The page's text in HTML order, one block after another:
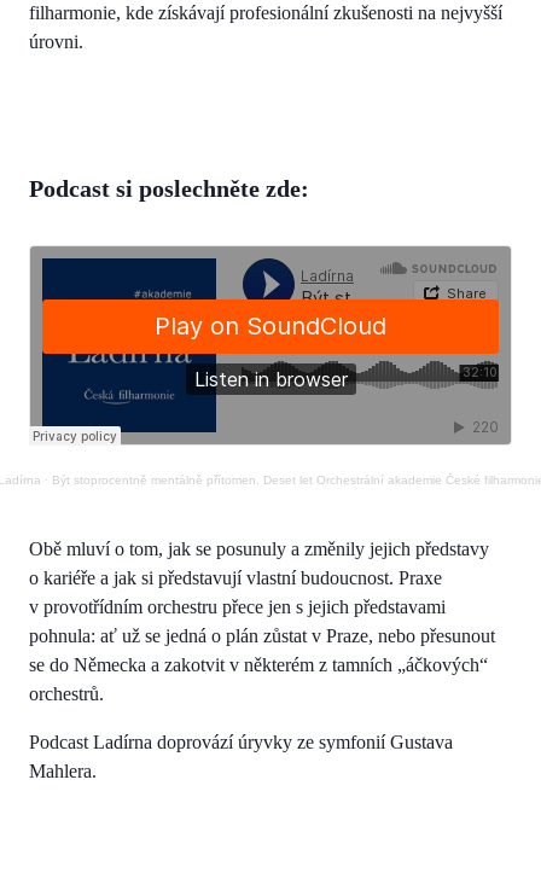
filharmonie, kde získávají profesionální zkušenosti na nejvyšší
úrovni.
Podcast si poslechněte zde:
· Být stoprocentně mentálně přítomen. Deset let Orchestrální akademie České
Obě mluví o tom, jak se posunuly a změnily jejich představy
o kariéře a jak si představují vlastní budoucnost. Praxe
v provotřídním orchestru přece jen s jejich představami
pohnula: ať už se jedná o plán zůstat v Praze, nebo přesunout
se do Německa a zakotvit v některém z tamních „áčkových“
orchestrů.
Podcast Ladírna doprovází úryvky ze symfonií Gustava
Mahlera.